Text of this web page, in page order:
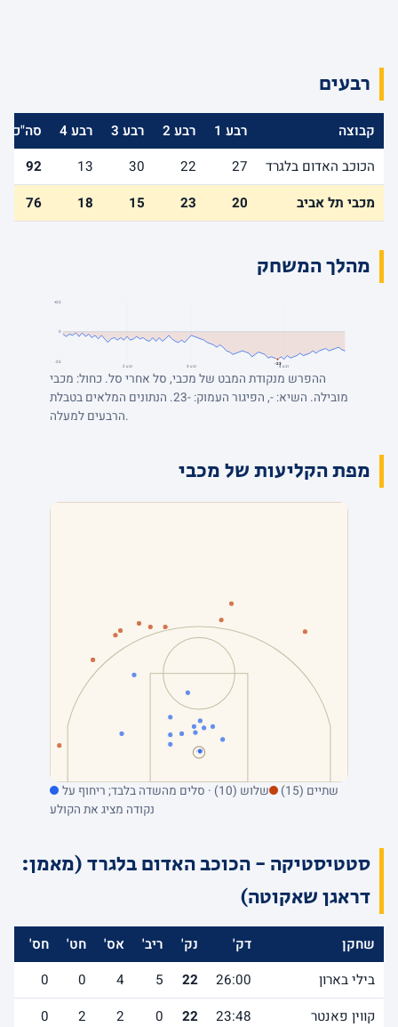
רבעים
קבוצה רבע 1 רבע 2 רבע 3 רבע 4
סה"כ
הכוכב האדום בלגרד
27
22
30
13
92
מכבי תל אביב
20
23
15
18
76
מהלך המשחק
+25
0
-25 -23 רבע 2 רבע 3 רבע 4
ההפרש מנקודת המבט של מכבי, סל אחרי סל. כחול: מכבי
מובילה. השיא: -, הפיגור העמוק: -23. הנתונים המלאים בטבלת
הרבעים למעלה.
מפת הקליעות של מכבי
שתיים (15)
שלוש (10) · סלים מהשדה בלבד; ריחוף על
נקודה מציג את הקולע
סטטיסטיקה - הכוכב האדום בלגרד (מאמן:
דראגן שאקוטה)
שחקן דק' נק' ריב' אס' חט' חס'
בילי בארון
26:00
22
5
4
0
0
קווין פאנטר
23:48
22
0
2
2
0